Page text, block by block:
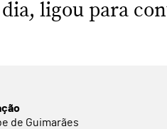
ligou para
de Guimarães